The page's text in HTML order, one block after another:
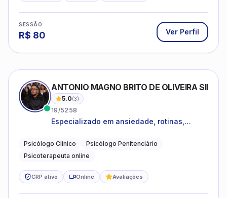
SESSÃO
R$ 80 Ver Perfil
ANTONIO MAGNO BRITO DE OLIVEIRA SILVA
5.0(3)
19/5258
Especializado em ansiedade, rotinas,
familiares e questões comportamentais.
Psicólogo Clinico
Psicólogo Penitenciário
Psicoterapeuta online
CRP ativo Online Avaliações